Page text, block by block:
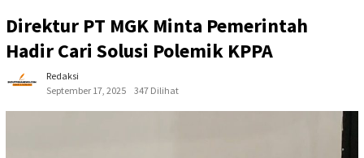
Direktur PT MGK Minta Pemerintah
Hadir Cari Solusi Polemik KPPA
Redaksi
September 17, 2025
347 Dilihat